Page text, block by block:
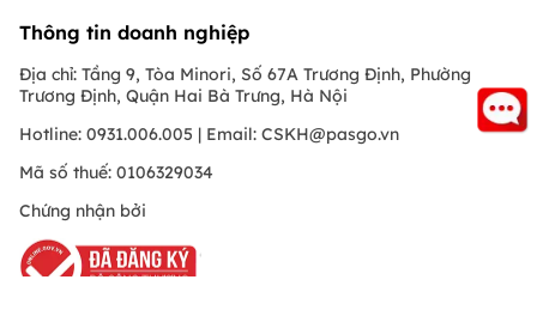
Thông tin doanh nghiệp
Địa chỉ: Tầng 9, Tòa Minori, Số 67A Trương Định, Phường
Trương Định, Quận Hai Bà Trưng, Hà Nội
Hotline: 0931.006.005 | Email: CSKH@pasgo.vn
Mã số thuế: 0106329034
Chứng nhận bởi